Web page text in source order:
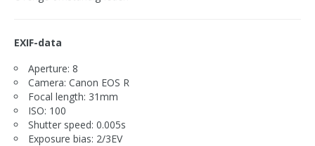
EXIF-data
Aperture: 8
Camera: Canon EOS R
Focal length: 31mm
ISO: 100
Shutter speed: 0.005s
Exposure bias: 2/3EV